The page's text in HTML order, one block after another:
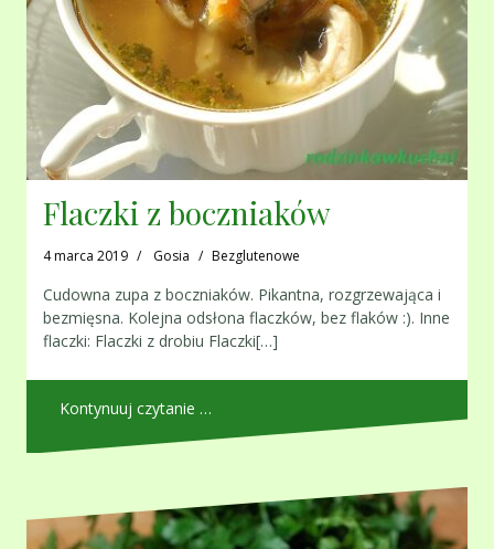
Flaczki z boczniaków
4 marca 2019 Gosia Bezglutenowe
Cudowna zupa z boczniaków. Pikantna, rozgrzewająca i
bezmięsna. Kolejna odsłona flaczków, bez flaków :). Inne
flaczki: Flaczki z drobiu Flaczki[…]
Kontynuuj czytanie …